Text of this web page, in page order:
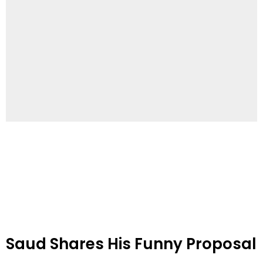
Saud Shares His Funny Proposal